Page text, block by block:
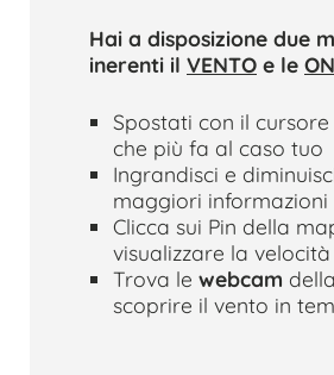
Hai a disposizione due
inerenti il VENTO e le
Spostati con il
che più fa al caso tuo
Ingrandisci e
maggiori informazioni
Clicca sui Pin della
visualizzare la
Trova le webcam
scoprire il vento in